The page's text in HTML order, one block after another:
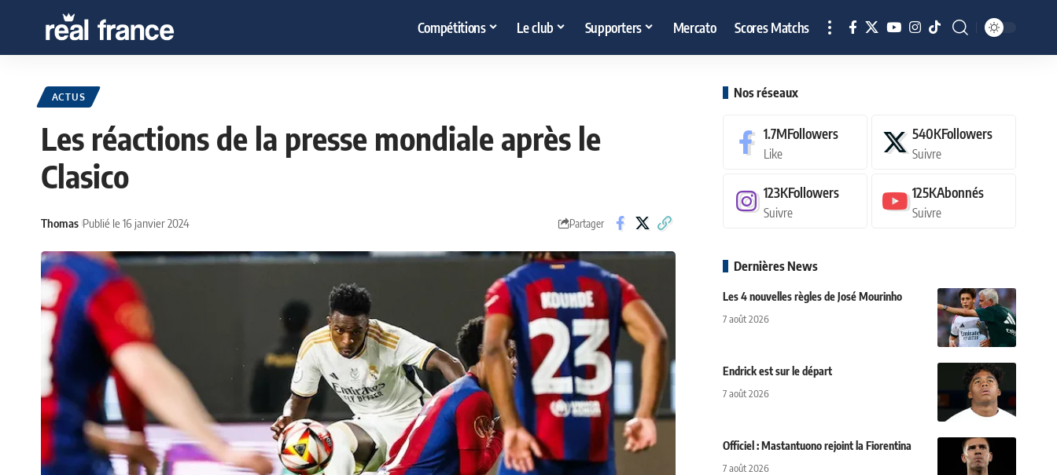
Compétitions Le club Supporters Mercato Scores Matchs
ACTUS
Les réactions de la presse mondiale après le
Clasico
Thomas Publié le 16 janvier 2024 Partager
Nos réseaux
1.7MFollowers
Like
540KFollowers
Suivre
123KFollowers
Suivre
125KAbonnés
Suivre
Dernières News
Les 4 nouvelles règles de José Mourinho
7 août 2026
Endrick est sur le départ
7 août 2026
Officiel : Mastantuono rejoint la Fiorentina
7 août 2026